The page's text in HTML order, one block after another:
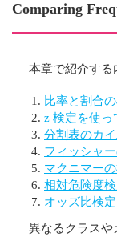
Comparing
本章で紹介する
比率と割合
z 検定を使っ
分割表のカ
フィッシャ
マクニマー
相対危険度
オッズ比検定
異なるクラスや